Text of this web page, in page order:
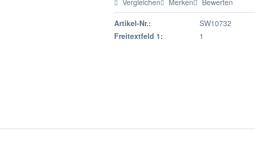
Vergleichen Merken Bewerten
Artikel-Nr.:
SW10732
Freitextfeld 1:
1